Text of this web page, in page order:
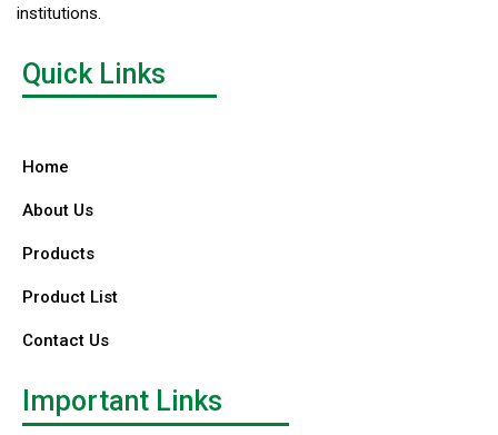
institutions.
Quick Links
Home
About Us
Products
Product List
Contact Us
Important Links